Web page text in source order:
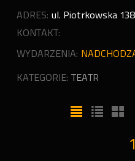
ADRES: ul. Piotrkowska
KONTAKT:
WYDARZENIA:
KATEGORIE: TEATR
1